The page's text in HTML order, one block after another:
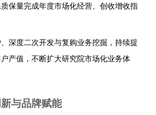
保量完成年度市场化经营、创收增收指
深度二次开发与复购业务挖掘，持续提
产值，不断扩大研究院市场化业务体
新与品牌赋能